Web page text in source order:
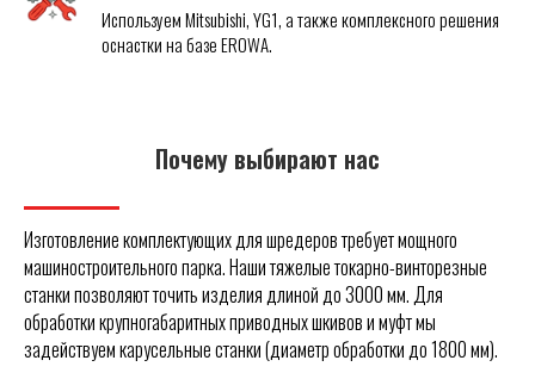
Используем Mitsubishi, YG1, а также комплексного решения
оснастки на базе EROWA.
Почему выбирают нас
Изготовление комплектующих для шредеров требует мощного
машиностроительного парка. Наши тяжелые токарно-винторезные
станки позволяют точить изделия длиной до 3000 мм. Для
обработки крупногабаритных приводных шкивов и муфт мы
задействуем карусельные станки (диаметр обработки до 1800 мм).